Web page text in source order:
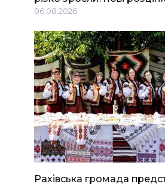
06.08.2026
Рахівська громада